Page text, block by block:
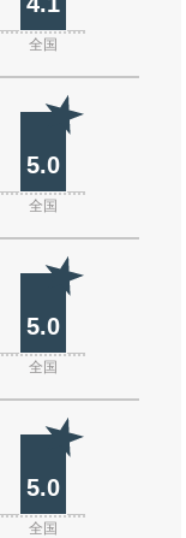
全国
5.0
全国
5.0
全国
5.0
全国